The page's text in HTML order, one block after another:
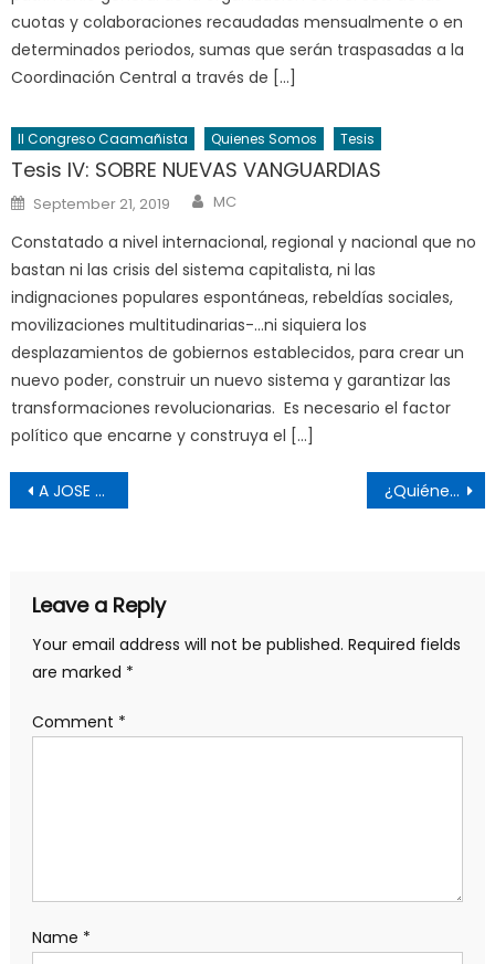
cuotas y colaboraciones recaudadas mensualmente o en
determinados periodos, sumas que serán traspasadas a la
Coordinación Central a través de […]
II Congreso Caamañista Quienes Somos Tesis
Tesis IV: SOBRE NUEVAS VANGUARDIAS
Posted
on
September 21, 2019 Author
MC
Constatado a nivel internacional, regional y nacional que no
bastan ni las crisis del sistema capitalista, ni las
indignaciones populares espontáneas, rebeldías sociales,
movilizaciones multitudinarias-…ni siquiera los
desplazamientos de gobiernos establecidos, para crear un
nuevo poder, construir un nuevo sistema y garantizar las
transformaciones revolucionarias. Es necesario el factor
político que encarne y construya el […]
Post
navigation
A JOSE ANTONIO LÓPEZ (CHE): MILITANTE DE ACERO ¿Quiénes son y qué quieren las bandas armadas en Haití?
Leave a Reply
Your email address will not be published. Required fields
are marked *
Comment *
Name *